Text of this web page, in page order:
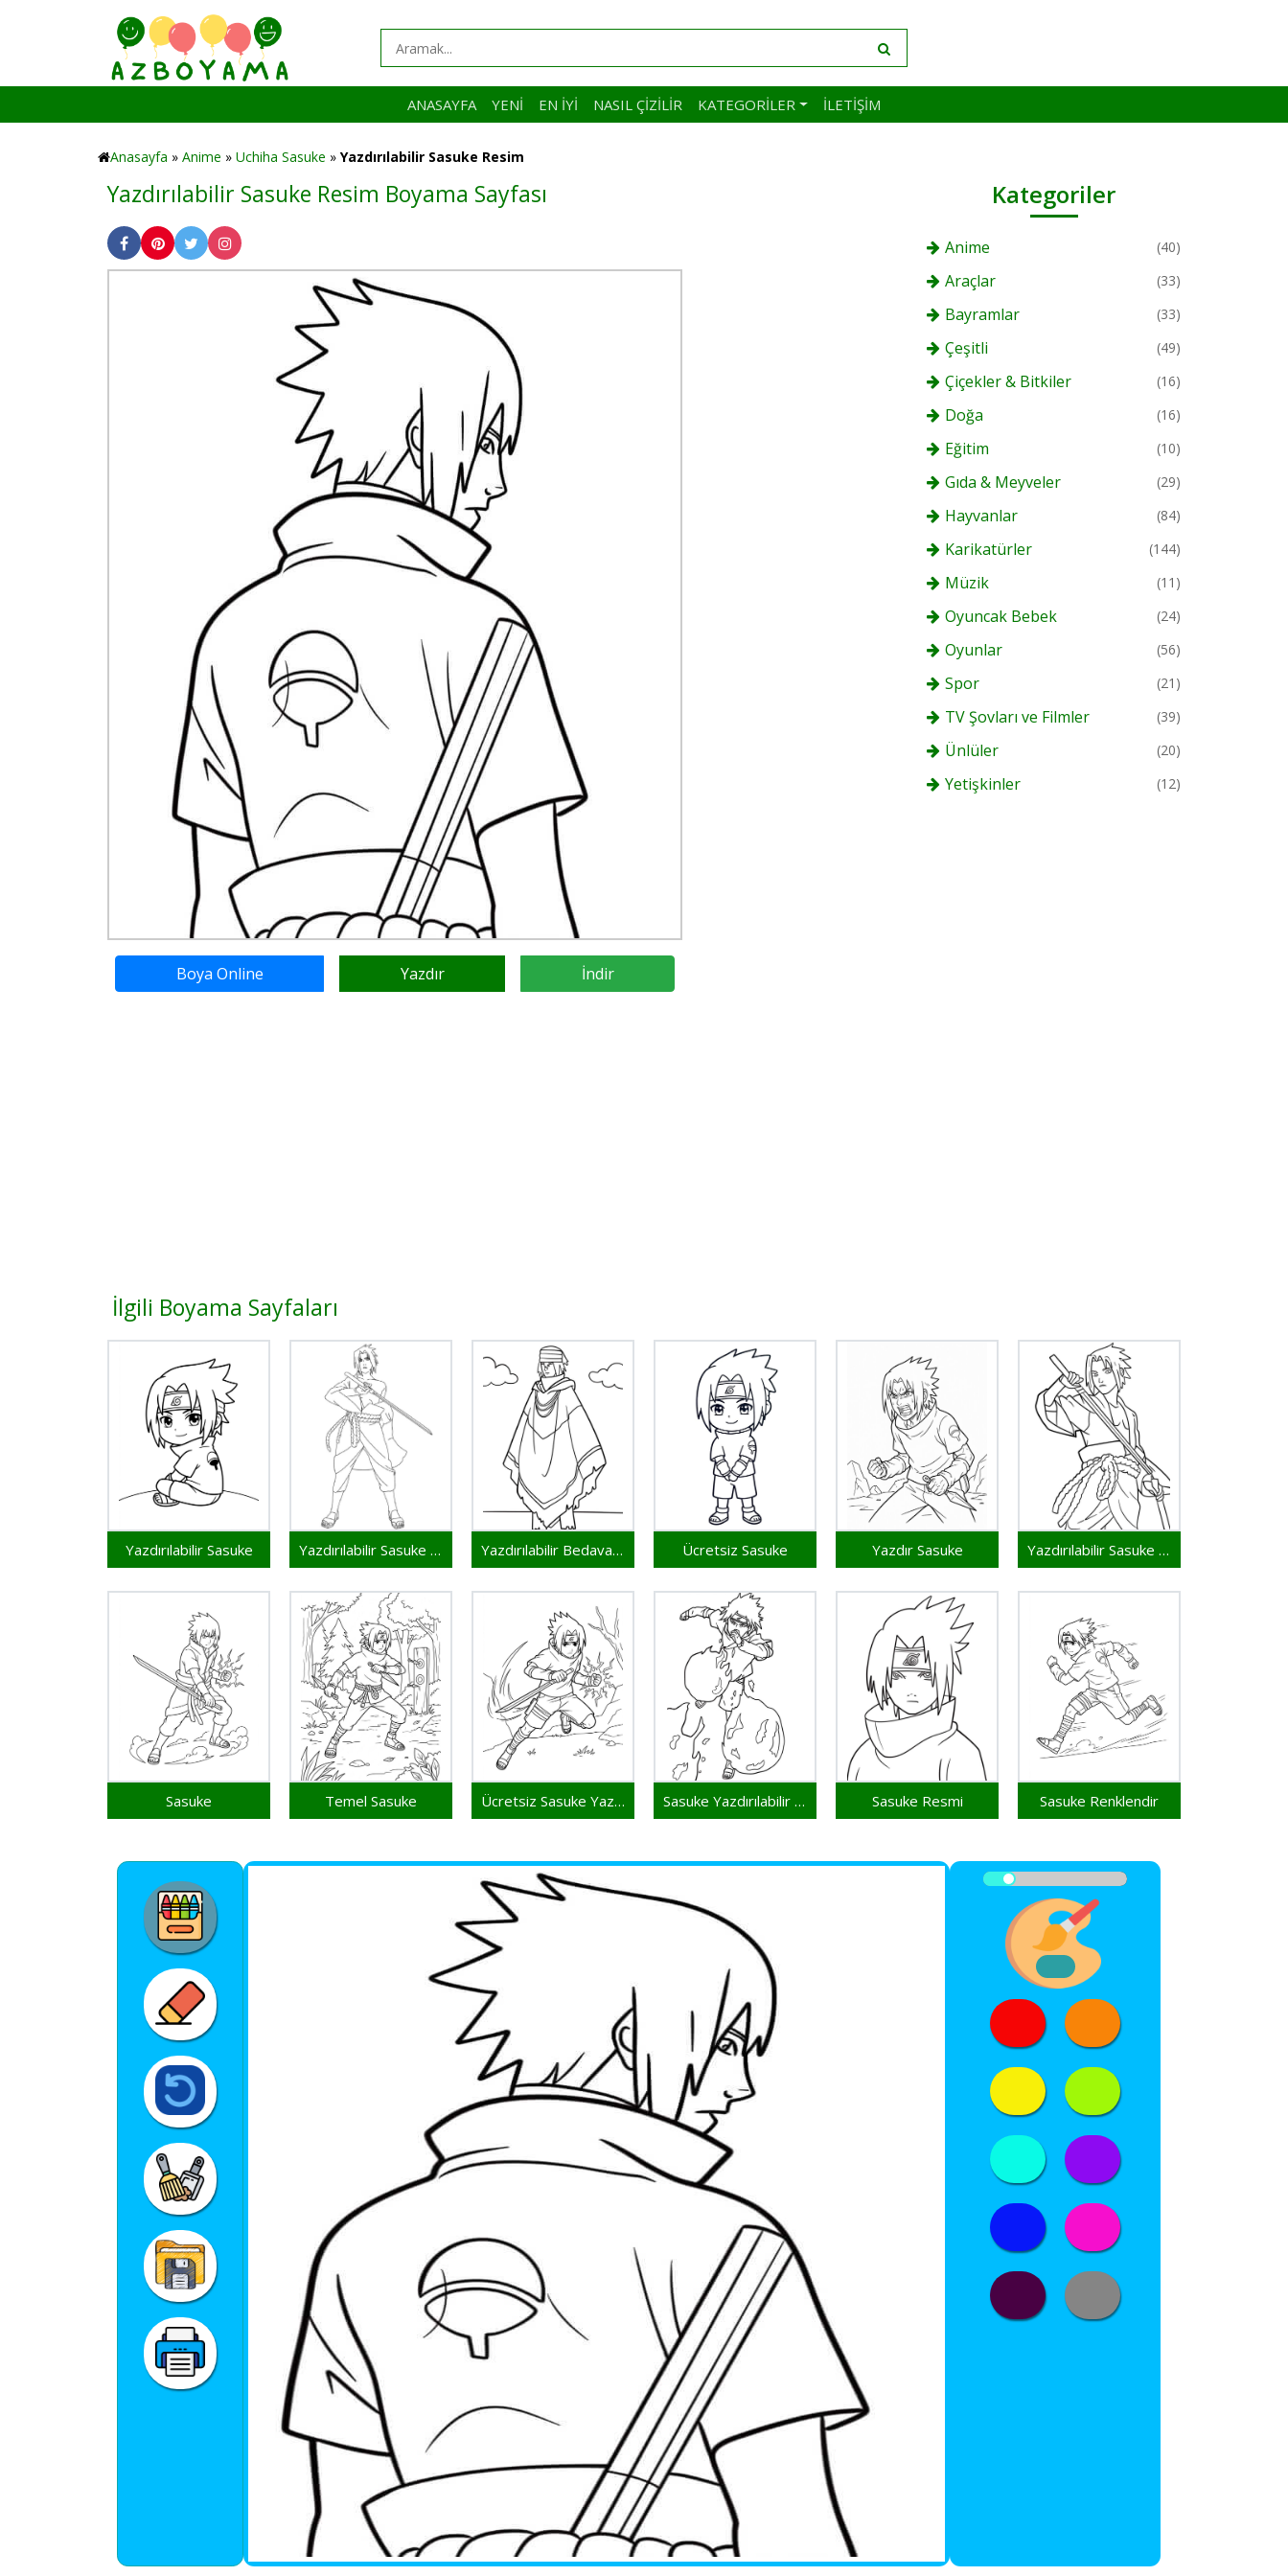
ANASAYFA YENI EN İYI NASIL ÇIZILIR KATEGORILER İLETIŞIM
Anasayfa » Anime » Uchiha Sasuke » Yazdırılabilir Sasuke Resim
Yazdırılabilir Sasuke Resim Boyama Sayfası
Boya Online Yazdır İndir
Kategoriler
Anime (40)
Araçlar (33)
Bayramlar (33)
Çeşitli (49)
Çiçekler & Bitkiler (16)
Doğa (16)
Eğitim (10)
Gıda & Meyveler (29)
Hayvanlar (84)
Karikatürler (144)
Müzik (11)
Oyuncak Bebek (24)
Oyunlar (56)
Spor (21)
TV Şovları ve Filmler (39)
Ünlüler (20)
Yetişkinler (12)
İlgili Boyama Sayfaları
Yazdırılabilir Sasuke Yazdırılabilir Sasuke Çocuklar İçin Yazdırılabilir Bedava Sasuke Ücretsiz Sasuke Yazdır Sasuke Yazdırılabilir Sasuke Bedava
Sasuke Temel Sasuke Ücretsiz Sasuke Yazdırılabilir Sasuke Yazdırılabilir Resim Sasuke Resmi Sasuke Renklendir